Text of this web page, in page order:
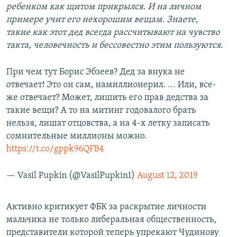
ребенком как щитом прикрылся. И на личном
примере учит его нехорошим вещам. Знаете,
такие как этот дед всегда рассчитывают на чувство
такта, человечность и бессовестно этим пользуются.
При чем тут Борис Эбзеев? Дед за внука не
отвечает! Это он сам, намиллионерил. ... Или, все-
же отвечает? Может, лишить его прав дедства за
такие вещи? А то на митинг годовалого брать
нельзя, лишат отцовства, а на 4-х летку записать
сомнительные миллионы можно.
https://t.co/gppk96QFB4
— Vasil Pupkin (@VasilPupkin1) August 12, 2019
​Активно критикует ФБК за раскрытие личности
мальчика не только либеральная общественность,
представители которой теперь упрекают Чудинову